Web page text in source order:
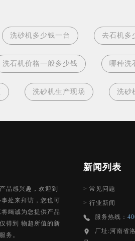
洗砂机多少钱一台 去石机多
洗石机价格一般多少钱 哪种洗
洗砂机生产现场 洗砂
品感兴趣，欢迎到
处来拜访，您也可
竭诚为您提供产品
得到 物超所值的新
务。
新闻列表
> 常见问题
> 行业新闻
服务热线：
厂址:河南省